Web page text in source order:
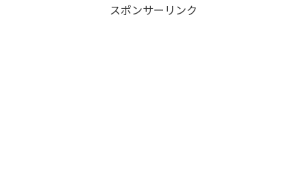
スポンサーリンク